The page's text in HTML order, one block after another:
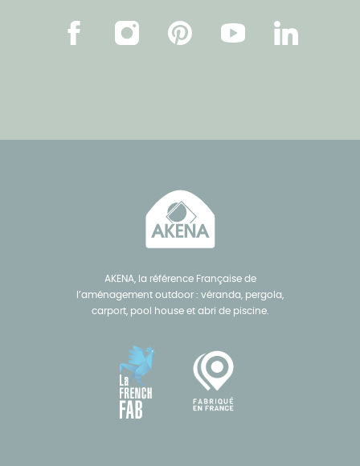
AKENA, la référence Française de
l’aménagement outdoor : véranda, pergola,
carport, pool house et abri de piscine.
FacebookInstagramPinterestYoutubeLinkedin